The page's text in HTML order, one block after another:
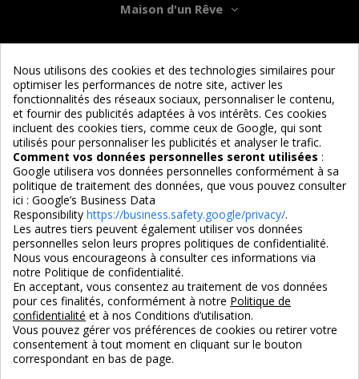
Maison d'un Rêve
Informations
Services
Nous suivre
4,7/5
3X SANS FRAIS
100% sécurisé
PAIEMENT 100% SÉCURISÉ
par CB / Amex / Virement
Nous utilisons des cookies et des technologies similaires pour
optimiser les performances de notre site, activer les
fonctionnalités des réseaux sociaux, personnaliser le contenu,
et fournir des publicités adaptées à vos intérêts. Ces cookies
incluent des cookies tiers, comme ceux de Google, qui sont
utilisés pour personnaliser les publicités et analyser le trafic.
Comment vos données personnelles seront utilisées :
Google utilisera vos données personnelles conformément à sa
politique de traitement des données, que vous pouvez consulter
ici : Google’s Business Data
Responsibility https://business.safety.google/privacy/.
Les autres tiers peuvent également utiliser vos données
personnelles selon leurs propres politiques de confidentialité.
Nous vous encourageons à consulter ces informations via
notre Politique de confidentialité.
En acceptant, vous consentez au traitement de vos données
pour ces finalités, conformément à notre Politique de
confidentialité et à nos Conditions d’utilisation.
Vous pouvez gérer vos préférences de cookies ou retirer votre
consentement à tout moment en cliquant sur le bouton
correspondant en bas de page.